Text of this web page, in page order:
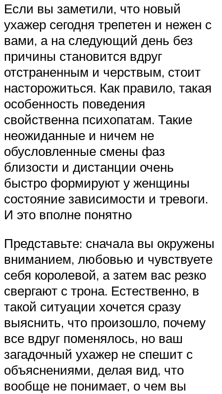
Если вы заметили, что новый
ухажер сегодня трепетен и нежен с
вами, а на следующий день без
причины становится вдруг
отстраненным и черствым, стоит
насторожиться. Как правило, такая
особенность поведения
свойственна психопатам. Такие
неожиданные и ничем не
обусловленные смены фаз
близости и дистанции очень
быстро формируют у женщины
состояние зависимости и тревоги.
И это вполне понятно
Представьте: сначала вы окружены
вниманием, любовью и чувствуете
себя королевой, а затем вас резко
свергают с трона. Естественно, в
такой ситуации хочется сразу
выяснить, что произошло, почему
все вдруг поменялось, но ваш
загадочный ухажер не спешит с
объяснениями, делая вид, что
вообще не понимает, о чем вы